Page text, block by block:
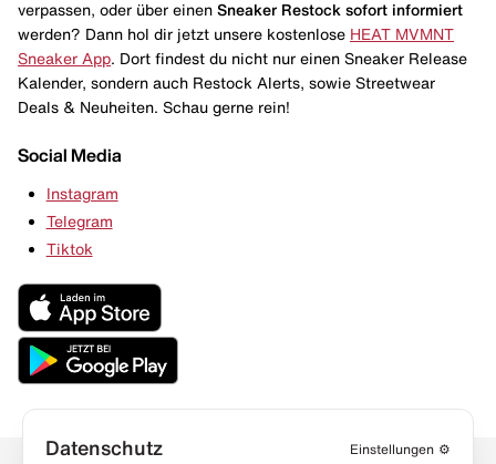
verpassen, oder über einen Sneaker Restock sofort informiert
werden? Dann hol dir jetzt unsere kostenlose HEAT MVMNT
Sneaker App . Dort findest du nicht nur einen Sneaker Release
Kalender, sondern auch Restock Alerts, sowie Streetwear
Deals & Neuheiten. Schau gerne rein!
Social Media
Instagram
Telegram
Tiktok
Datenschutz Einstellungen ⚙️